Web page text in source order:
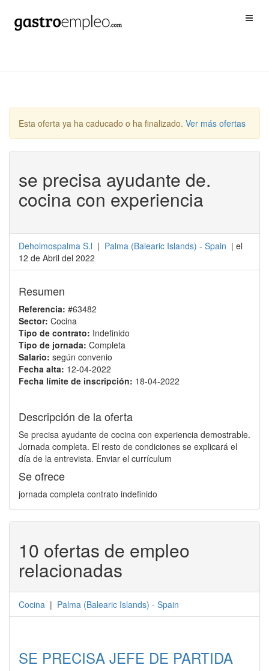
Esta oferta ya ha caducado o ha finalizado. Ver más ofertas
se precisa ayudante de.
cocina con experiencia
Deholmospalma S.l | Palma (Balearic Islands) - Spain | el
12 de Abril del 2022
Resumen
Referencia: #63482
Sector: Cocina
Tipo de contrato: Indefinido
Tipo de jornada: Completa
Salario: según convenio
Fecha alta: 12-04-2022
Fecha límite de inscripción: 18-04-2022
Descripción de la oferta
Se precisa ayudante de cocina con experiencia demostrable.
Jornada completa. El resto de condiciones se explicará el
día de la entrevista. Enviar el currículum
Se ofrece
jornada completa contrato indefinido
10 ofertas de empleo
relacionadas
Cocina | Palma (Balearic Islands) - Spain
SE PRECISA JEFE DE PARTIDA